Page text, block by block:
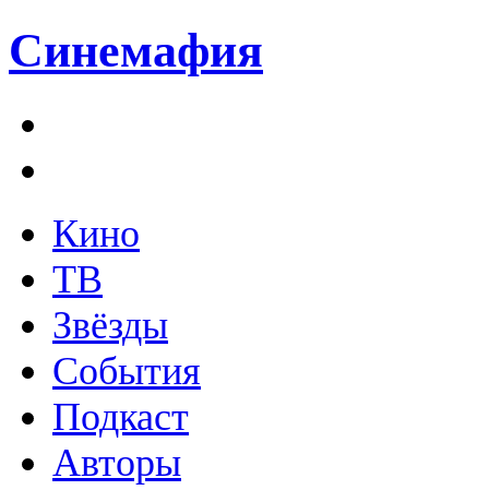
Синемафия
Кино
ТВ
Звёзды
События
Подкаст
Авторы